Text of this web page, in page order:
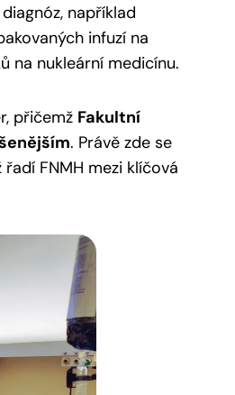
například
infuzí na
na nukleární medicínu.
přičemž Fakultní
. Právě zde se
FNMH mezi klíčová